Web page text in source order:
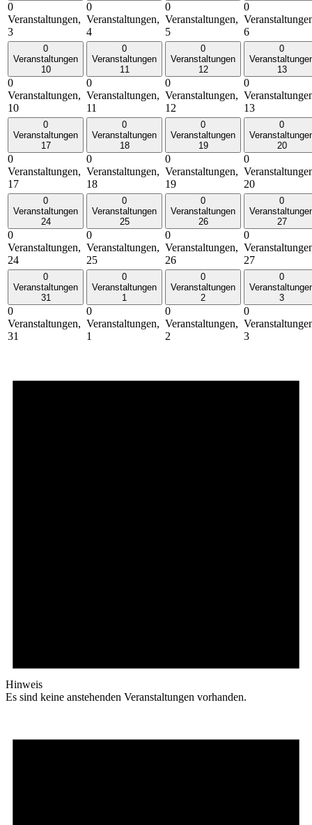
0
Veranstaltungen,
3
0
Veranstaltungen,
4
0
Veranstaltungen,
5
0
6
0
Veranstaltungen
10
0
Veranstaltungen,
10
0
Veranstaltungen
11
0
Veranstaltungen,
11
0
Veranstaltungen
12
0
Veranstaltungen,
12
0
13
0
13
0
Veranstaltungen
17
0
Veranstaltungen,
17
0
Veranstaltungen
18
0
Veranstaltungen,
18
0
Veranstaltungen
19
0
Veranstaltungen,
19
0
20
0
20
0
Veranstaltungen
24
0
Veranstaltungen,
24
0
Veranstaltungen
25
0
Veranstaltungen,
25
0
Veranstaltungen
26
0
Veranstaltungen,
26
0
27
0
27
0
Veranstaltungen
31
0
Veranstaltungen,
31
0
Veranstaltungen
1
0
Veranstaltungen,
1
0
Veranstaltungen
2
0
Veranstaltungen,
2
0
3
0
3
Hinweis
Es sind keine anstehenden Veranstaltungen vorhanden.